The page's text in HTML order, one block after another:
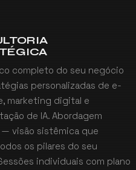
completo do seu negócio
personalizadas de e-
marketing digital e
de IA. Abordagem
— visão sistêmica que
os pilares do seu
individuais com plano